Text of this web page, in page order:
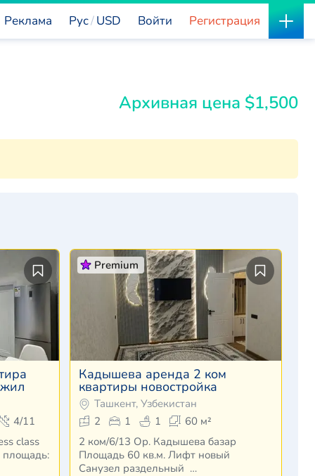
Реклама Рус USD Войти Регистрация
Архивная цена $1,500
4/11
class
площадь:
Premium
Кадышева аренда 2 ком
квартиры новостройка
Ташкент, Узбекистан
2
1 1
60 м²
2 ком/6/13 Ор. Кадышева базар
Площадь 60 кв.м. Лифт новый
Санузел раздельный …